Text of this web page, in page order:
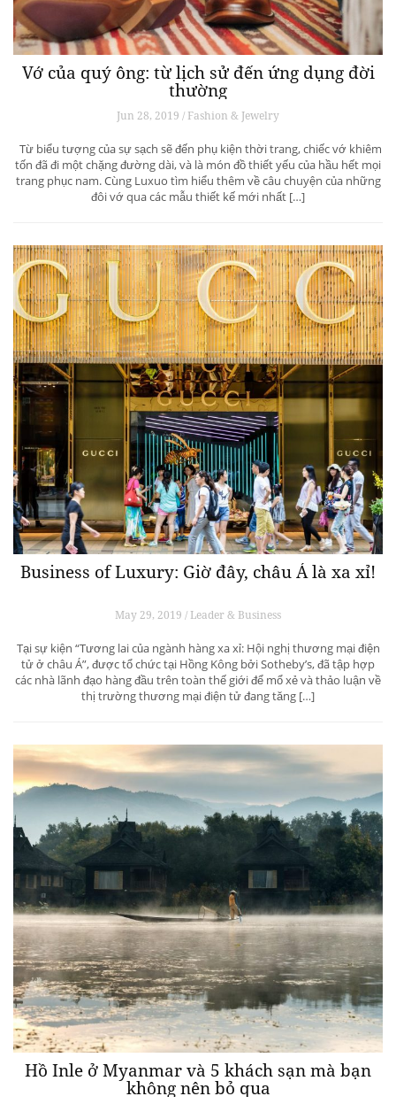
Vớ của quý ông: từ lịch sử đến ứng dụng đời
thường
Jun 28, 2019 / Fashion & Jewelry
Từ biểu tượng của sự sạch sẽ đến phụ kiện thời trang, chiếc vớ khiêm
tốn đã đi một chặng đường dài, và là món đồ thiết yếu của hầu hết mọi
trang phục nam. Cùng Luxuo tìm hiểu thêm về câu chuyện của những
đôi vớ qua các mẫu thiết kế mới nhất […]
Business of Luxury: Giờ đây, châu Á là xa xỉ!
May 29, 2019 / Leader & Business
Tại sự kiện “Tương lai của ngành hàng xa xỉ: Hội nghị thương mại điện
tử ở châu Á”, được tổ chức tại Hồng Kông bởi Sotheby’s, đã tập hợp
các nhà lãnh đạo hàng đầu trên toàn thế giới để mổ xẻ và thảo luận về
thị trường thương mại điện tử đang tăng […]
Hồ Inle ở Myanmar và 5 khách sạn mà bạn
không nên bỏ qua